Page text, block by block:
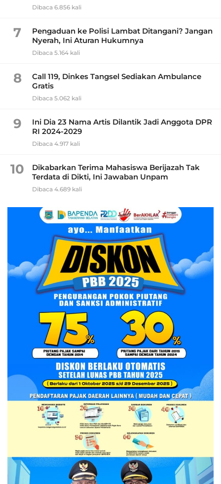
Dibaca 6.856 kali
7
Pengaduan ke Polisi Lambat Ditangani? Jangan
Nyerah, Ini Aturan Hukumnya
Dibaca 5.164 kali
8
Call 119, Dinkes Tangsel Sediakan Ambulance
Gratis
Dibaca 5.062 kali
9
Ini Dia 23 Nama Artis Dilantik Jadi Anggota DPR
RI 2024-2029
Dibaca 4.917 kali
10
Dikabarkan Terima Mahasiswa Berijazah Tak
Terdata di Dikti, Ini Jawaban Unpam
Dibaca 4.689 kali